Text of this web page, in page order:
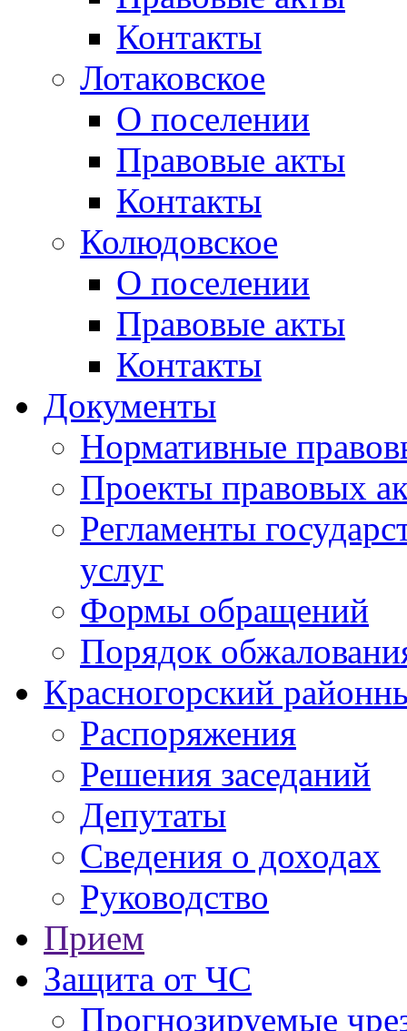
Контакты
Лотаковское
О поселении
Правовые акты
Контакты
Колюдовское
О поселении
Правовые акты
Контакты
Документы
Нормативные
Проекты правовых
Регламенты
услуг
Формы обращений
Порядок
Красногорский
Распоряжения
Решения заседаний
Депутаты
Сведения о доходах
Руководство
Прием
Защита от ЧС
Прогнозируемые